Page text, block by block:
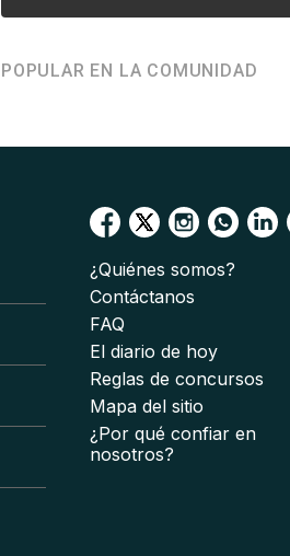
POPULAR EN LA COMUNIDAD
¿Quiénes somos?
Contáctanos
FAQ
El diario de hoy
Reglas de concursos
Mapa del sitio
¿Por qué confiar en
nosotros?